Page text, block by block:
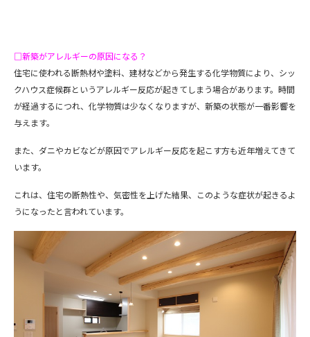
□新築がアレルギーの原因になる？
住宅に使われる断熱材や塗料、建材などから発生する化学物質により、シッ
クハウス症候群というアレルギー反応が起きてしまう場合があります。時間
が経過するにつれ、化学物質は少なくなりますが、新築の状態が一番影響を
与えます。
また、ダニやカビなどが原因でアレルギー反応を起こす方も近年増えてきて
います。
これは、住宅の断熱性や、気密性を上げた結果、このような症状が起きるよ
うになったと言われています。